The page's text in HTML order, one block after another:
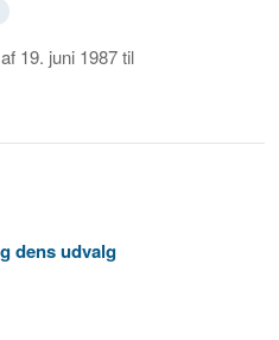
19. juni 1987 til
dens udvalg